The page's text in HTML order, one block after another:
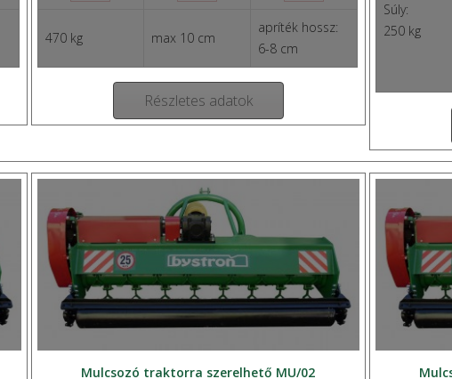
470 kg max 10 cm
apríték hossz:
6-8 cm
Részletes adatok
Súly:
250 kg
Mulcsozó traktorra szerelhető MU/02